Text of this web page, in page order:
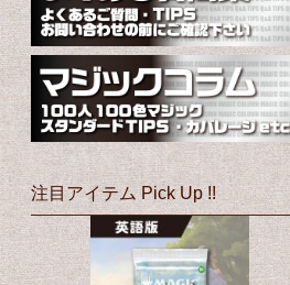
注目アイテム Pick Up !!